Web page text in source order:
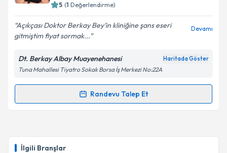
İlgili Branşlar
Kişisel verilerimin işlenmesine ilişkin
Aydınlatma
Metni'ni okudum ve kişisel verilerimin belirtilen
kapsamda işlenmesini kabul ediyorum.
5 (1 Değerlendirme)
Açıkçası Doktor Berkay Bey’in kliniğine şans eseri
gitmiştim fiyat sormak...
Devamı
Dt. Berkay Albay Muayenehanesi Haritada Göster
Tuna Mahallesi Tiyatro Sokak Borsa İş Merkezi No:22A
Randevu Talep Et
Randevu Takvimi Talebi